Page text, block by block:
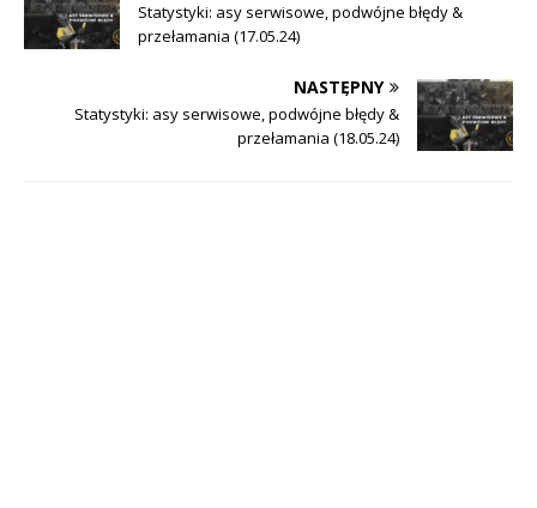
Statystyki: asy serwisowe, podwójne błędy &
przełamania (17.05.24)
NASTĘPNY
Statystyki: asy serwisowe, podwójne błędy &
przełamania (18.05.24)